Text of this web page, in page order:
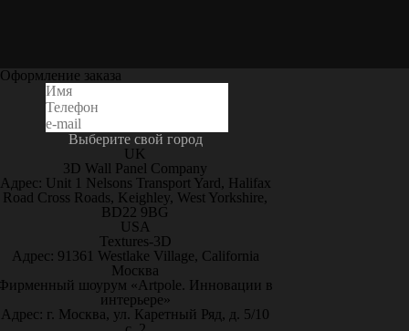
Оформление заказа
Выберите свой город
UK
3D Wall Panel Company
Адрес: Unit 1 Nelsons Transport Yard, Halifax
Road Cross Roads, Keighley, West Yorkshire,
BD22 9BG
USA
Textures-3D
Адрес: 91361 Westlake Village, California
Москва
шоурум «Artpole. Инновации в
интерьере»
Адрес: г. Москва, ул. Каретный Ряд, д. 5/10